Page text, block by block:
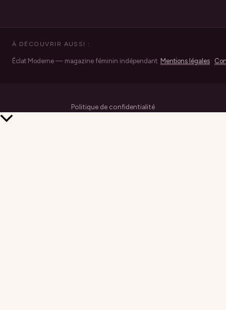
À DÉCOUVRIR AUSSI :
Éclat Moderne — magazine féminin indépendant. Mentions légales ·
Politique de confidentialité